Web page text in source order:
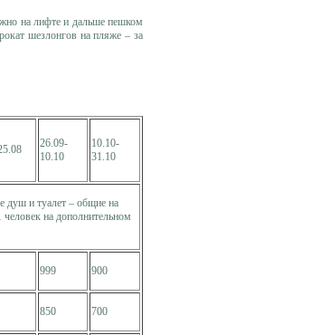
на лифте и дальше пешком
шезлонгов на пляже – за
26.09-
10.10
10.10-
31.10
душ и туалет – общие на
на дополнительном
999 900
850 700